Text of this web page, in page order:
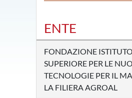
ENTE
FONDAZIONE
SUPERIORE PER LE
TECNOLOGIE PER IL
LA FILIERA AGROAL